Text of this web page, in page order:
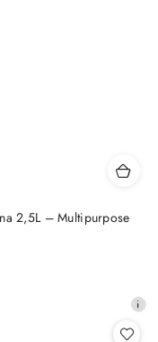
2,5L – Multipurpose